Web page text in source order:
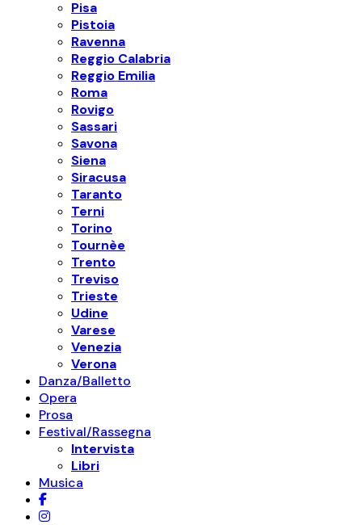
Pisa
Pistoia
Ravenna
Reggio Calabria
Reggio Emilia
Roma
Rovigo
Sassari
Savona
Siena
Siracusa
Taranto
Terni
Torino
Tournèe
Trento
Treviso
Trieste
Udine
Varese
Venezia
Verona
Danza/Balletto
Opera
Prosa
Festival/Rassegna
Intervista
Libri
Musica